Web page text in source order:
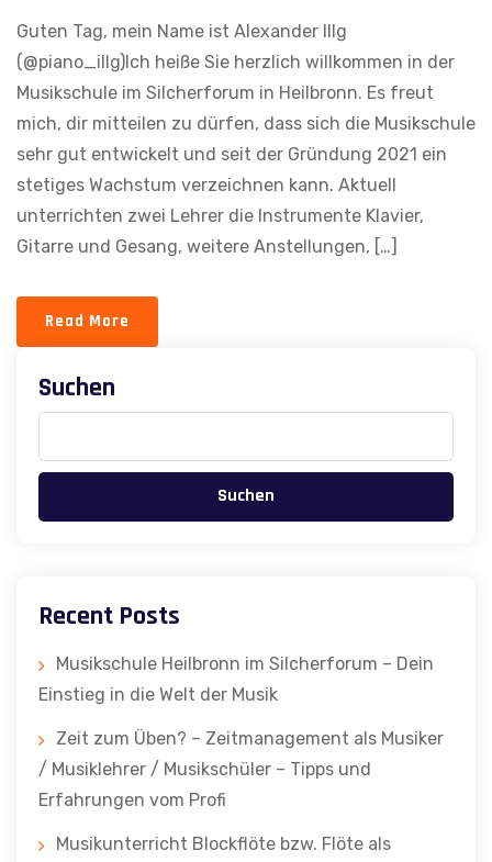
Guten Tag, mein Name ist Alexander Illg
(@piano_illg)Ich heiße Sie herzlich willkommen in der
Musikschule im Silcherforum in Heilbronn. Es freut
mich, dir mitteilen zu dürfen, dass sich die Musikschule
sehr gut entwickelt und seit der Gründung 2021 ein
stetiges Wachstum verzeichnen kann. Aktuell
unterrichten zwei Lehrer die Instrumente Klavier,
Gitarre und Gesang, weitere Anstellungen, […]
Read More
Suchen
Suchen
Recent Posts
Musikschule Heilbronn im Silcherforum – Dein
Einstieg in die Welt der Musik
Zeit zum Üben? – Zeitmanagement als Musiker
/ Musiklehrer / Musikschüler – Tipps und
Erfahrungen vom Profi
Musikunterricht Blockflöte bzw. Flöte als